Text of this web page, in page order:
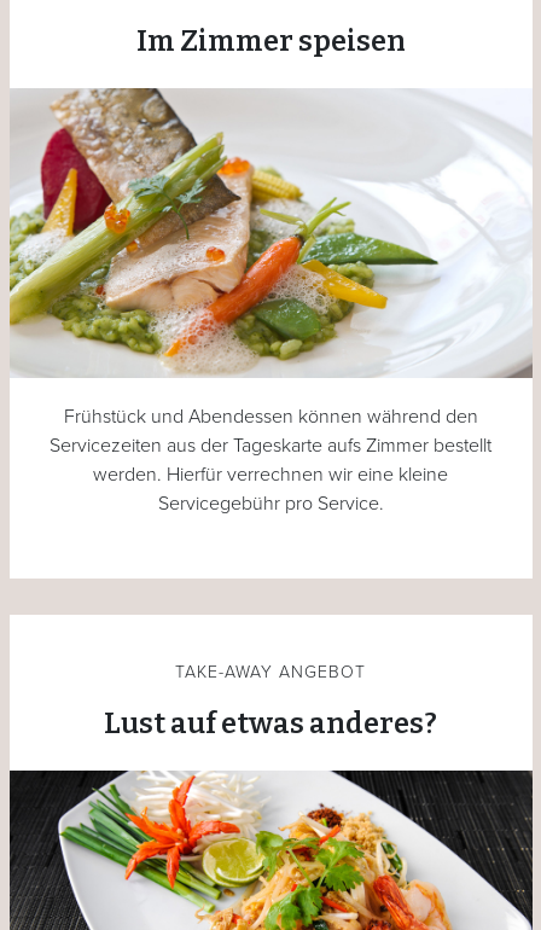
Im Zimmer speisen
Frühstück und Abendessen können während den
Servicezeiten aus der Tageskarte aufs Zimmer bestellt
werden. Hierfür verrechnen wir eine kleine
Servicegebühr pro Service.
TAKE-AWAY ANGEBOT
Lust auf etwas anderes?